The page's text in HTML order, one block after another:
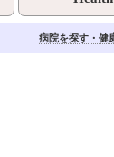
病院を探す・健